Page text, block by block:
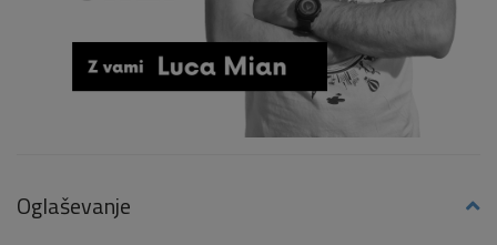
Oglaševanje